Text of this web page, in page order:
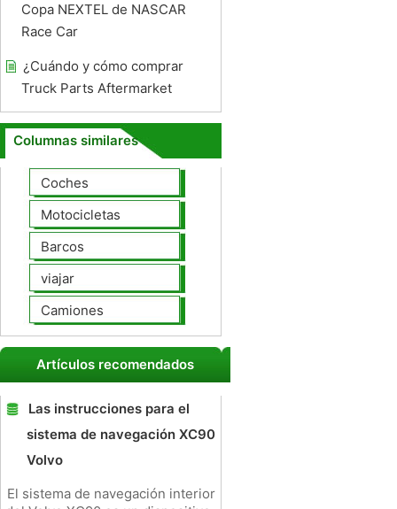
Copa NEXTEL de NASCAR
Race Car
¿Cuándo y cómo comprar
Truck Parts Aftermarket
Columnas similares
Coches
Motocicletas
Barcos
viajar
Camiones
Artículos recomendados
Las instrucciones para el
sistema de navegación XC90
Volvo
El sistema de navegación interior